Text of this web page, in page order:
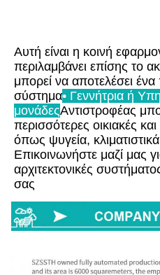
Αυτή είναι η κοινή
περιλαμβάνει επίσης το
μπορεί να αποτελέσει ένα
σύστημα• Γεννήτρια ή
μονάδεςΑντιστροφέας
περισσότερες οικιακές
όπως ψυγεία,
Επικοινωνήστε μαζί μας
αρχιτεκτονικές
σας